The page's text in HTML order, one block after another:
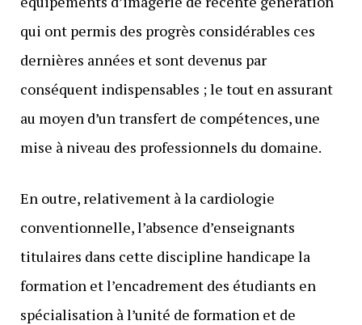
qui ont permis des progrès considérables ces
dernières années et sont devenus par
conséquent indispensables ; le tout en assurant
au moyen d’un transfert de compétences, une
mise à niveau des professionnels du domaine.
En outre, relativement à la cardiologie
conventionnelle, l’absence d’enseignants
titulaires dans cette discipline handicape la
formation et l’encadrement des étudiants en
spécialisation à l’unité de formation et de